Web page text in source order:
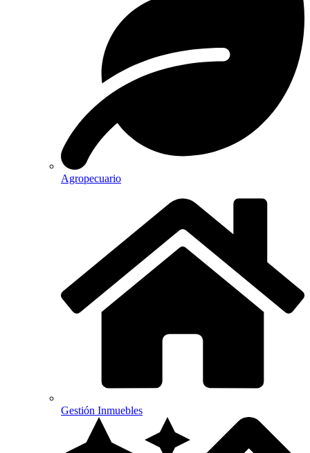
Agropecuario
Gestión Inmuebles